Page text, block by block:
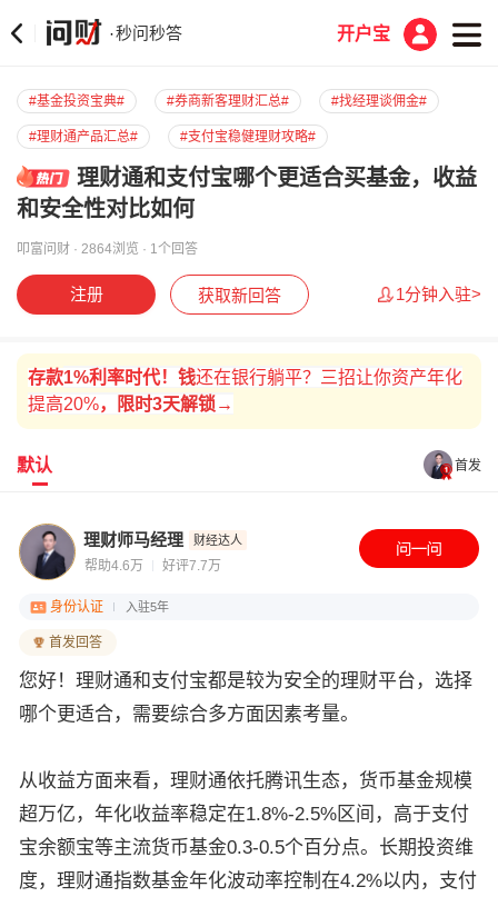
·秒问秒答 开户宝
#基金投资宝典# #券商新客理财汇总# #找经理谈佣金#
#理财通产品汇总# #支付宝稳健理财攻略#
理财通和支付宝哪个更适合买基金，收益
和安全性对比如何
叩富问财 · 2864浏览 · 1个回答
注册 获取新回答 1分钟入驻>
存款1%利率时代！ 钱还在银行躺平？三招让你资产年化
提高20%， 限时3天解锁→
默认 首发
理财师马经理 财经达人
帮助4.6万 好评7.7万
身份认证 入驻5年
首发回答
您好！理财通和支付宝都是较为安全的理财平台，选择
哪个更适合，需要综合多方面因素考量。
从收益方面来看，理财通依托腾讯生态，货币基金规模
超万亿，年化收益率稳定在1.8%-2.5%区间，高于支付
宝余额宝等主流货币基金0.3-0.5个百分点。长期投资维
度，理财通指数基金年化波动率控制在4.2%以内，支付